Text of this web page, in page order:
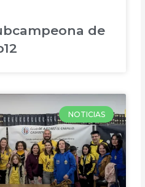
de
NOTICIAS